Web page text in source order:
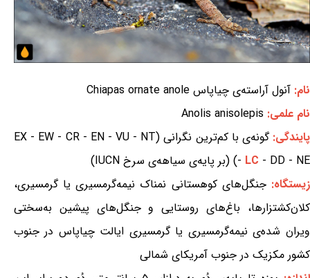
نام: آنول آراسته‌ی چیاپاس Chiapas ornate anole
نام علمی: Anolis anisolepis
پایندگی:
گونه‌ی با کم‌ترین نگرانی (EX - EW - CR - EN - VU - NT
- LC - DD - NE) (بر پایه‌ی سیاهه‌ی سرخ IUCN)
زیستگاه:جنگل‌های کوهستانی نمناک نیمه‌گرمسیری یا گرمسیری،
کلان‌کشتزارها، باغ‌های روستایی و جنگل‌های پیشین به‌سختی
ویران شده‌ی نیمه‌گرمسیری یا گرمسیری ایالت چیاپاس در جنوب
کشور مکزیک در جنوب آمریکای شمالی